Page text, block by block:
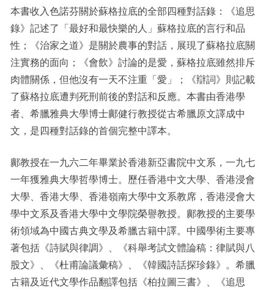
本書收入色諾芬關於蘇格拉底的全部四種對話錄：《追思
錄》記述了「最好和最快樂的人」蘇格拉底的言行和品
性；《治家之道》是關於農事的對話，展現了蘇格拉底關
注實務的面向；《會飲》討論的是愛，蘇格拉底雖然排斥
肉體關係，但他沒有一天不注重「愛」；《辯詞》則記載
了蘇格拉底遭判死刑前後的對話和反應。本書由香港學
者、希臘雅典大學博士鄺健行教授從古希臘原文譯成中
文，是四種對話錄的首個完整中譯本。
鄺教授在一九六二年畢業於香港新亞書院中文系，一九七
一年獲雅典大學哲學博士。歷任香港中文大學、香港浸會
大學、香港大學、香港嶺南大學中文系教席，香港浸會大
學中文系及香港大學中文學院榮譽教授。鄺教授的主要學
術領域為中國古典文學及希臘古籍中譯。中國學術主要專
著包括《詩賦與律調》、《科舉考試文體論稿：律賦與八
股文》、《杜甫論議彙稿》、《韓國詩話探珍錄》。希臘
古籍及近代文學作品翻譯包括《柏拉圖三書》、《追思